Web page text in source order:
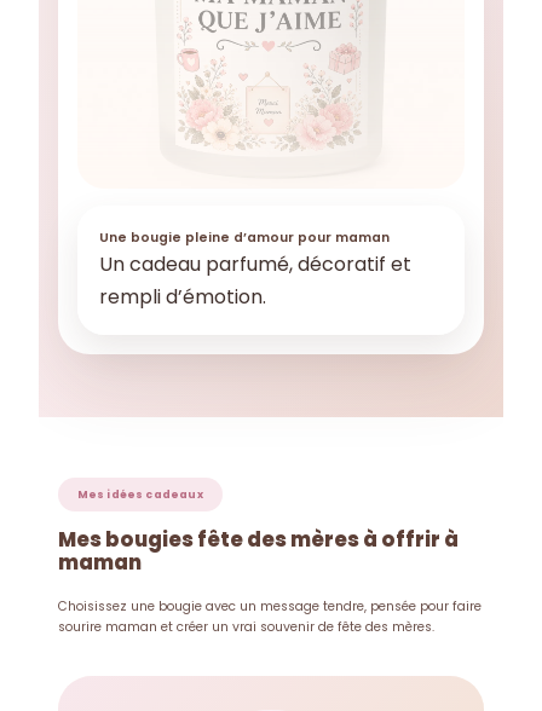
Une bougie pleine d’amour pour maman
Un cadeau parfumé, décoratif et
rempli d’émotion.
Mes idées cadeaux
Mes bougies fête des mères à offrir à
maman
Choisissez une bougie avec un message tendre, pensée pour faire
sourire maman et créer un vrai souvenir de fête des mères.